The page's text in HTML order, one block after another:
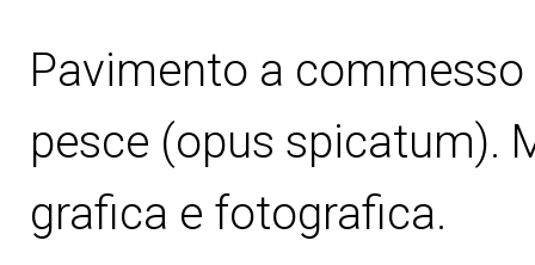
Pavimento a
pesce (opus spicatum).
grafica e fotografica.